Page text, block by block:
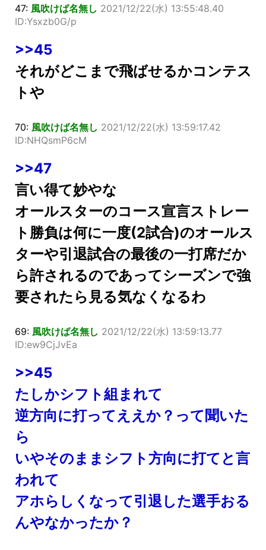
47: 風吹けば名無し 2021/12/22(水) 13:55:48.40
ID:Ysxzb0G/p
>>45
それがどこまで飛ばせるかコンテス
トや
70: 風吹けば名無し 2021/12/22(水) 13:59:17.42
ID:NHQsmP6cM
>>47
言い得て妙やな
オールスターのコース宣言ストレー
ト勝負は何に一度(2試合)のオールス
ターや引退試合の最後の一打席だか
ら許されるのであってシーズンで強
要されたら見る気なくなるわ
69: 風吹けば名無し 2021/12/22(水) 13:59:13.77
ID:ew9CjJvEa
>>45
たしかシフト組まれて
逆方向に打ってええか？って聞いた
ら
いやそのままシフト方向に打てと言
われて
アホらしくなって引退した選手おる
んやなかったか？